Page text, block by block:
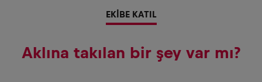
EKİBE KATIL
Aklına takılan bir şey var mı?